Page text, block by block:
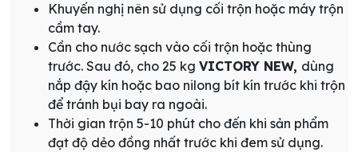
Khuyến nghị nên sử dụng cối trộn hoặc máy trộn
cầm tay.
Cần cho nước sạch vào cối trộn hoặc thùng
trước. Sau đó, cho 25 kg VICTORY NEW, dùng
nắp đậy kín hoặc bao nilong bít kín trước khi trộn
để tránh bụi bay ra ngoài.
Thời gian trộn 5-10 phút cho đến khi sản phẩm
đạt độ dẻo đồng nhất trước khi đem sử dụng.